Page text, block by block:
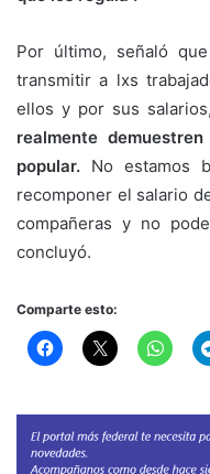
Por último, señaló
transmitir a lxs
ellos y por sus salarios,
realmente
popular. No estamos
recomponer el salario
compañeras y no
concluyó.
Comparte esto: